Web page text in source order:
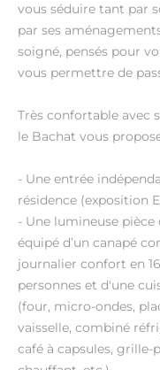
vous séduire tant par
par ses
soigné, pensés pour
vous permettre de
Très confortable avec
le Bachat vous
- Une entrée
résidence (exposition
- Une lumineuse
équipé d’un canapé
journalier confort en
personnes et d'une
(four, micro-ondes,
vaisselle, combiné
café à capsules,